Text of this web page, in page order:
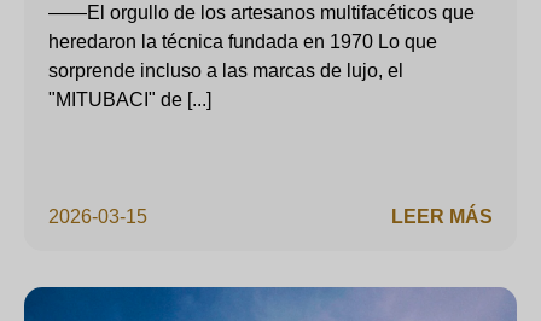
2026-03-15
——El orgullo de los artesanos multifacéticos que
heredaron la técnica fundada en 1970 Lo que
sorprende incluso a las marcas de lujo, el
"MITUBACI" de [...]
LEER MÁS